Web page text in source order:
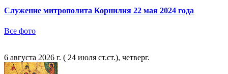
Служение митрополита Корнилия 22 мая 2024 года
Все фото
6 августа 2026 г. ( 24 июля ст.ст.), четверг.